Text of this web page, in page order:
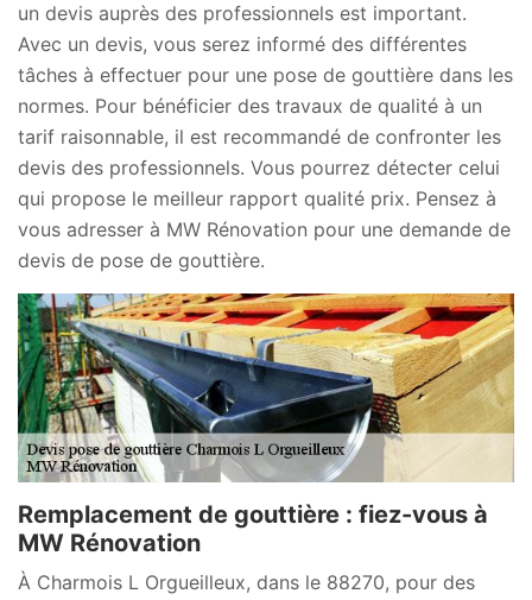
un devis auprès des professionnels est important.
Avec un devis, vous serez informé des différentes
tâches à effectuer pour une pose de gouttière dans les
normes. Pour bénéficier des travaux de qualité à un
tarif raisonnable, il est recommandé de confronter les
devis des professionnels. Vous pourrez détecter celui
qui propose le meilleur rapport qualité prix. Pensez à
vous adresser à MW Rénovation pour une demande de
devis de pose de gouttière.
Remplacement de gouttière : fiez-vous à
MW Rénovation
À Charmois L Orgueilleux, dans le 88270, pour des